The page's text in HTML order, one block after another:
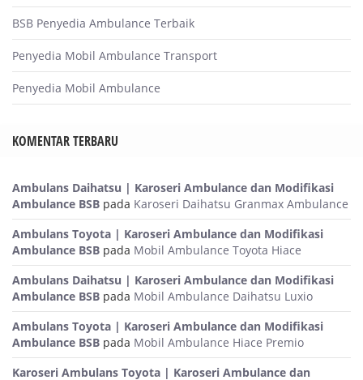
BSB Penyedia Ambulance Terbaik
Penyedia Mobil Ambulance Transport
Penyedia Mobil Ambulance
KOMENTAR TERBARU
Ambulans Daihatsu | Karoseri Ambulance dan Modifikasi
Ambulance BSB pada Karoseri Daihatsu Granmax Ambulance
Ambulans Toyota | Karoseri Ambulance dan Modifikasi
Ambulance BSB pada Mobil Ambulance Toyota Hiace
Ambulans Daihatsu | Karoseri Ambulance dan Modifikasi
Ambulance BSB pada Mobil Ambulance Daihatsu Luxio
Ambulans Toyota | Karoseri Ambulance dan Modifikasi
Ambulance BSB pada Mobil Ambulance Hiace Premio
Karoseri Ambulans Toyota | Karoseri Ambulance dan